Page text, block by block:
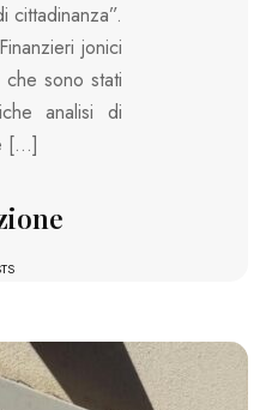
jonici
che sono stati
analisi di
[…]